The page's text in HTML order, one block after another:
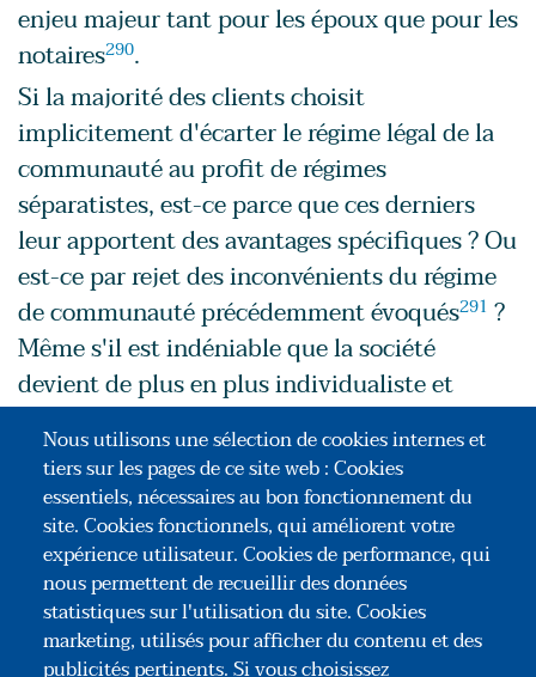
enjeu majeur tant pour les époux que pour les
notaires290.
Si la majorité des clients choisit
implicitement d'écarter le régime légal de la
communauté au profit de régimes
séparatistes, est-ce parce que ces derniers
leur apportent des avantages spécifiques ? Ou
est-ce par rejet des inconvénients du régime
de communauté précédemment évoqués291 ?
Même s'il est indéniable que la société
devient de plus en plus individualiste et
indépendante, que le nombre de familles
recomposées progresse, que l'entrepreneuriat
a connu une forte dynamique, des leviers
permettent-ils de donner davantage d'attraits
aux régimes communautaires et d'aménager
les régimes séparatistes ? La question mérite
d'être posée.
Nous utilisons une sélection de cookies internes et
tiers sur les pages de ce site web : Cookies
essentiels, nécessaires au bon fonctionnement du
site. Cookies fonctionnels, qui améliorent votre
expérience utilisateur. Cookies de performance, qui
nous permettent de recueillir des données
statistiques sur l'utilisation du site. Cookies
marketing, utilisés pour afficher du contenu et des
publicités pertinents. Si vous choisissez